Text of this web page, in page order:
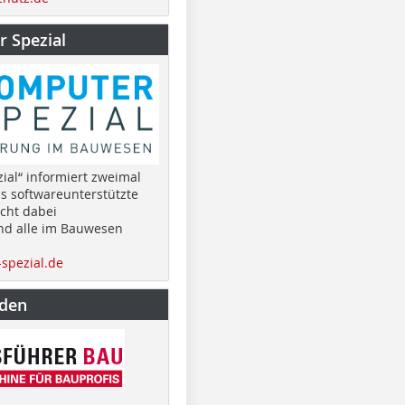
Spezial
informiert zweimal
softwareunterstützte
dabei
alle im Bauwesen